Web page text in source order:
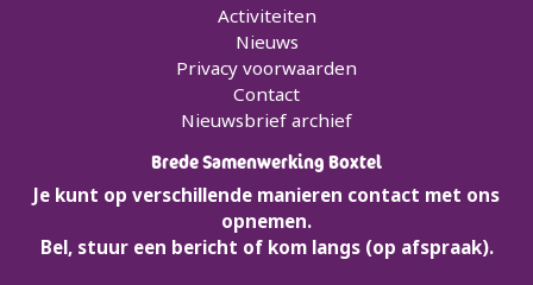
Activiteiten
Nieuws
Privacy voorwaarden
Contact
Nieuwsbrief archief
Brede Samenwerking Boxtel
Je kunt op verschillende manieren contact met ons
opnemen.
Bel, stuur een bericht of kom langs (op afspraak).